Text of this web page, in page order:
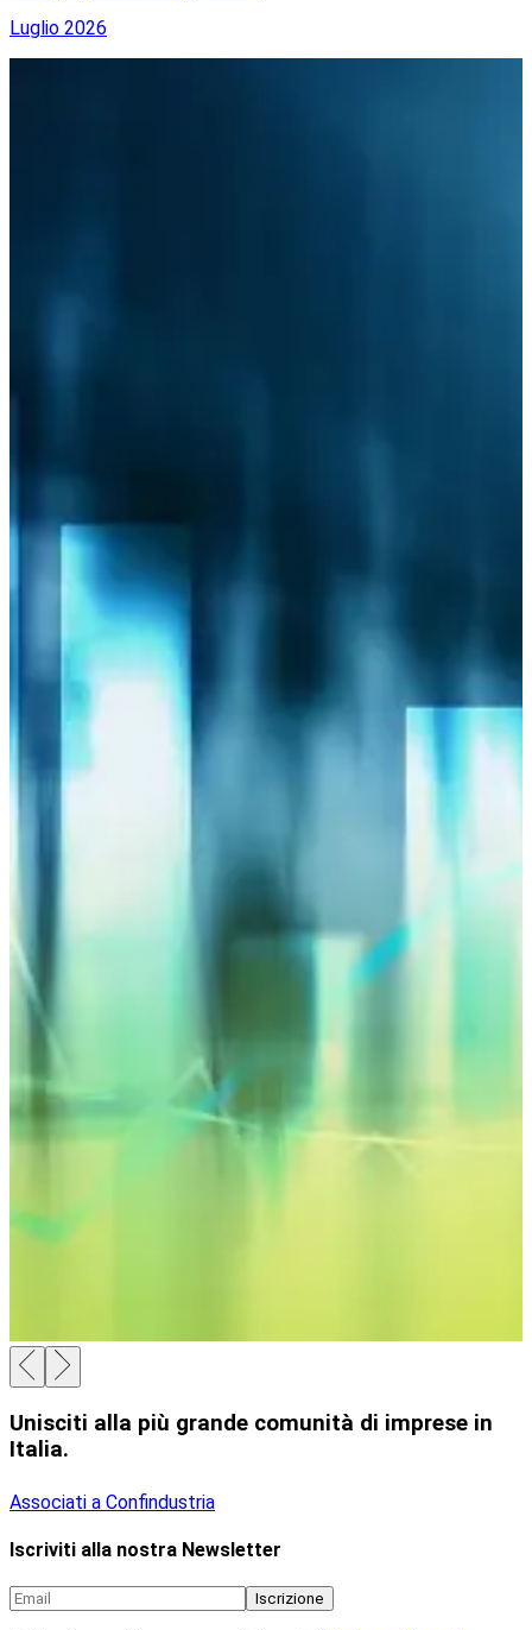
Luglio 2026
Unisciti alla più grande comunità di imprese in
Italia.
Associati a Confindustria
Iscriviti alla nostra Newsletter
Iscrizione